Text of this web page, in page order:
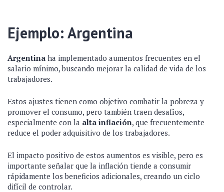
Ejemplo: Argentina
Argentina ha implementado aumentos frecuentes en el
salario mínimo, buscando mejorar la calidad de vida de los
trabajadores.
Estos ajustes tienen como objetivo combatir la pobreza y
promover el consumo, pero también traen desafíos,
especialmente con la alta inflación, que frecuentemente
reduce el poder adquisitivo de los trabajadores.
El impacto positivo de estos aumentos es visible, pero es
importante señalar que la inflación tiende a consumir
rápidamente los beneficios adicionales, creando un ciclo
difícil de controlar.